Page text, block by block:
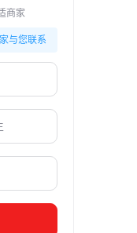
商家
与您联系